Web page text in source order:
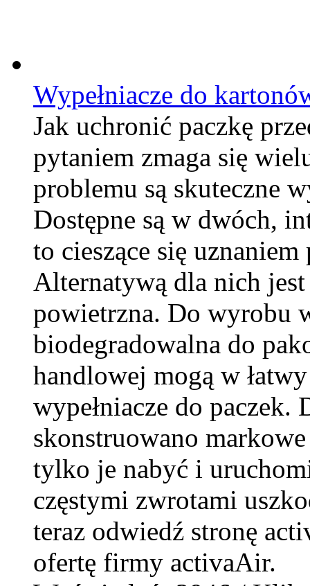
Wypełniacze do
Jak uchronić paczkę
pytaniem zmaga się
problemu są skuteczne
Dostępne są w dwóch,
to cieszące się
Alternatywą dla nich
powietrzna. Do wyrobu
biodegradowalna do
handlowej mogą w
wypełniacze do paczek.
skonstruowano
tylko je nabyć i
częstymi zwrotami
teraz odwiedź stronę
ofertę firmy activaAir.